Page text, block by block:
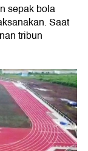
sepak bola
Saat
tribun